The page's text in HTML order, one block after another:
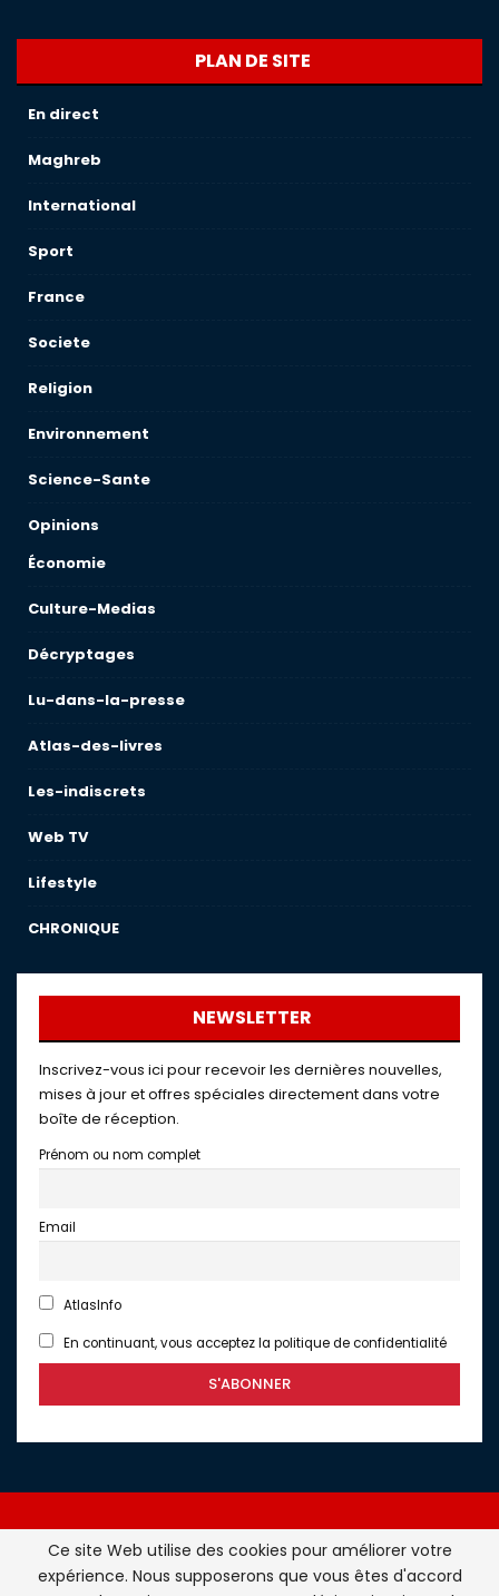
PLAN DE SITE
En direct
Maghreb
International
Sport
France
Societe
Religion
Environnement
Science-Sante
Opinions
Économie
Culture-Medias
Décryptages
Lu-dans-la-presse
Atlas-des-livres
Les-indiscrets
Web TV
Lifestyle
CHRONIQUE
NEWSLETTER
Inscrivez-vous ici pour recevoir les dernières nouvelles,
mises à jour et offres spéciales directement dans votre
boîte de réception.
Prénom ou nom complet
Email
AtlasInfo
En continuant, vous acceptez la politique de confidentialité
Atlasinfo.fr : l'essentiel de l'actualité de la France et du
Ce site Web utilise des cookies pour améliorer votre
expérience. Nous supposerons que vous êtes d'accord